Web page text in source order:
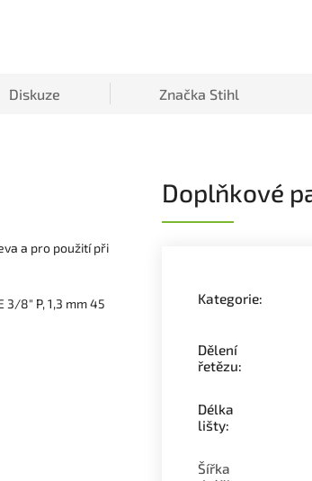
Diskuze Značka Stihl
a pro použití při
3/8" P, 1,3 mm 45
Doplňkové
Kategorie:
Dělení
řetězu:
Délka
lišty:
Šířka